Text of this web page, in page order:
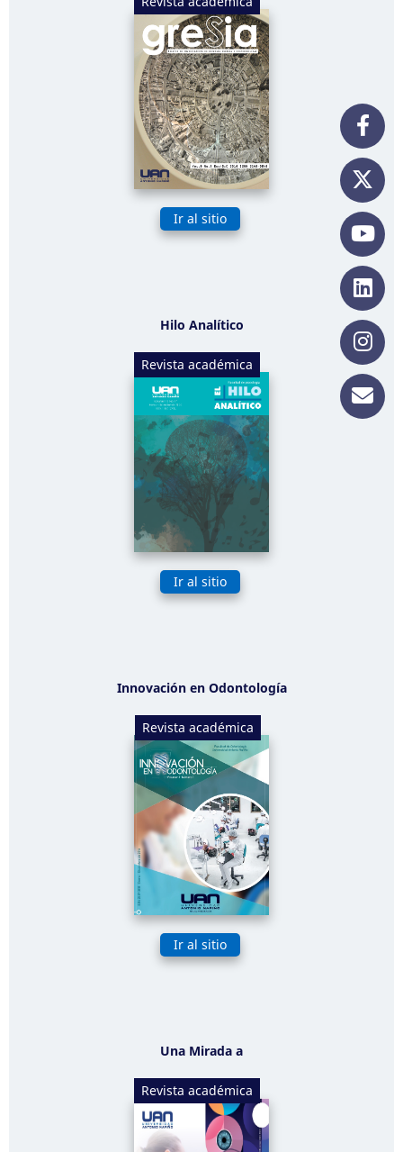
Ir al sitio
Hilo Analítico
Revista académica
Ir al sitio
Innovación en Odontología
Revista académica
Ir al sitio
Una Mirada a
Revista académica